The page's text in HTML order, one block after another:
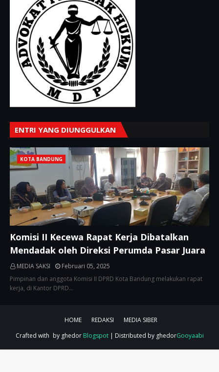
ENTRI YANG DIUNGGULKAN
KOTA BANDUNG
Komisi II Kecewa Rapat Kerja Dibatalkan
Mendadak oleh Direksi Perumda Pasar Juara
MEDIA SAKSI
Februari 05, 2025
Pimpinan dan anggota Komisi II DPRD Kota Bandung melakukan rapat
kerja, di Kantor DPRD…
HOME REDAKSI
MEDIA SIBER
Crafted with by ghedor Blogspot| Distributed by ghedorGooyaabi